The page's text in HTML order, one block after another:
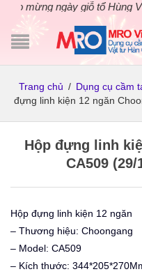
mừng ngày giỗ tổ Hùng
Trang chủ / Dụng cụ cầm
đựng linh kiện 12 ngăn
Hộp đựng linh
CA509
Hộp đựng linh kiện 12 ngăn
– Thương hiệu: Choongang
– Model: CA509
– Kích thước: